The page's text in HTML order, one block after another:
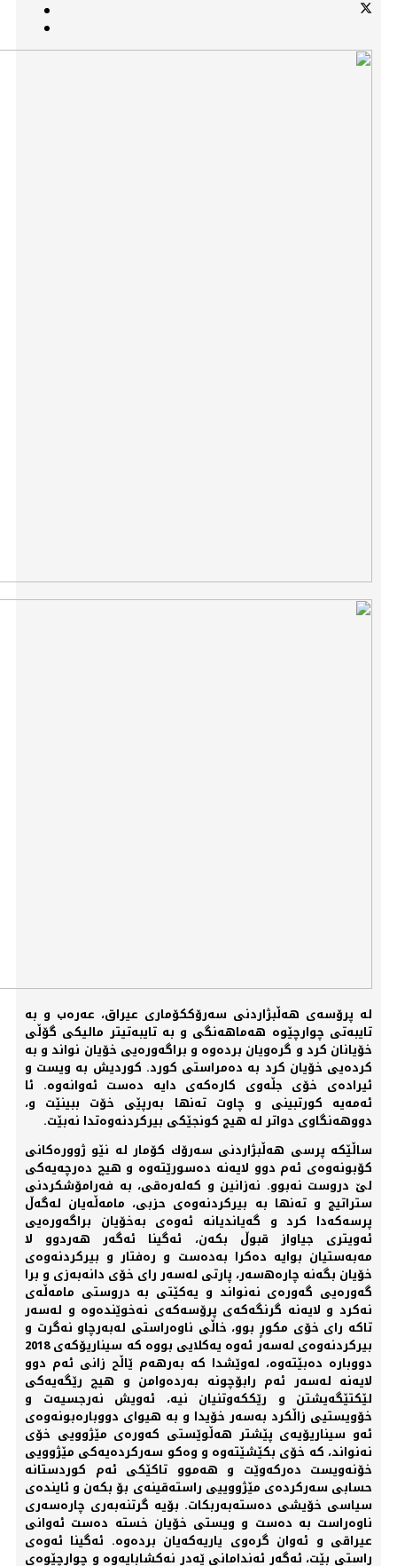
له‌ پرۆسه‌ی هه‌ڵبژاردنی سه‌رۆككۆماری عیراق، عه‌ره‌ب و به‌
تایبه‌تی چوارچێوه‌ هه‌ماهه‌نگی و به‌ تایبه‌تیتر مالیكی گۆڵی
خۆیانان كرد و گره‌ویان برده‌وه‌ و براگه‌وره‌یی خۆیان نواند و به‌
كرده‌یی خۆیان كرد به‌ ده‌مراستی كورد. كوردیش به‌ ویست و
ئیراده‌ی خۆی جڵه‌وی كاره‌كه‌ی دایه‌ ده‌ست ئه‌وانه‌وه‌. ئا
ئه‌مه‌یه‌ كورتبینی و چاوت ته‌نها به‌رپێی خۆت ببینێت و،
دووهه‌نگاوی دواتر له‌ هیج كونجێكی بیركردنه‌وه‌تدا نه‌بێت.
ساڵێكه‌ پرسی هه‌ڵبژاردنی سه‌رۆك كۆمار له‌ نێو ژووره‌كانی
كۆبونه‌وه‌ی ئه‌م دوو لایه‌نه‌ ده‌سورێته‌وه‌ و هیچ ده‌رچه‌یه‌كی
لێ دروست نه‌بوو. نه‌زانین و كه‌له‌ره‌قی، به‌ فه‌رامۆشكردنی
ستراتیج و ته‌نها به‌ بیركردنه‌وه‌ی حزبی، مامه‌ڵه‌یان له‌گه‌ڵ
پرسه‌كه‌دا كرد و گه‌یاندیانه‌ ئه‌وه‌ی به‌خۆیان براگه‌وره‌یی
ئه‌ویتری جیاواز قبوڵ بكه‌ن، ئه‌گینا ئه‌گه‌ر هه‌ردوو لا
مه‌به‌ستیان بوایه‌ ده‌كرا به‌ده‌ست و ره‌فتار و بیركردنه‌وه‌ی
خۆیان بگه‌نه‌ چاره‌ه‌سه‌ر، پارتی له‌سه‌ر رای خۆی دانه‌به‌زی و برا
گه‌وره‌یی گه‌وره‌ی نه‌نواند و یه‌كێتی به‌ دروستی مامه‌ڵه‌ی
نه‌كرد و لایه‌نه‌ گرنگه‌كه‌ی پرۆسه‌كه‌ی نه‌خوێنده‌وه‌ و له‌سه‌ر
تاكه‌ رای خۆی مكورٍ بوو، خاڵی ناوه‌راستی له‌به‌رچاو نه‌گرت و
بیركردنه‌وه‌ی له‌سه‌ر ئه‌وه‌ یه‌كلایی بووه‌ كه‌ سیناریۆكه‌ی 2018
دووباره‌ ده‌بێته‌وه‌، له‌وێشدا كه‌ به‌رهه‌م ێاڵح زانی ئه‌م دوو
لایه‌نه‌ له‌سه‌ر ئه‌م رابۆچونه‌ به‌رده‌وامن و هیچ رێگه‌یه‌كی
لێكتێگه‌یشتن و رێككه‌وتنیان نیه‌، ئه‌ویش نه‌رجسیه‌ت و
خۆویستیی زاڵكرد به‌سه‌ر خۆیدا و به‌ هیوای دووباره‌بونه‌وه‌ی
ئه‌و سیناریۆیه‌ی پێشتر هه‌ڵوێستی كه‌وره‌ی مێژوویی خۆی
نه‌نواند، كه‌ خۆی بكێشێته‌وه‌ و وه‌كو سه‌ركرده‌یه‌كی مێژوویی
خۆنه‌ویست ده‌ركه‌وێت و هه‌موو تاكێكی ئه‌م كوردستانه‌
حسابی سه‌ركرده‌ی مێژووییی راسته‌قینه‌ی بۆ بكه‌ن و ئاینده‌ی
سیاسی خۆیشی ده‌سته‌به‌ربكات. بۆیه‌ گرتنه‌به‌ری چاره‌سه‌ری
ناوه‌راست به‌ ده‌ست و ویستی خۆیان خسته‌ ده‌ست ئه‌وانی
عیراقی و ئه‌وان گره‌وی یاریه‌كه‌یان برده‌وه‌. ئه‌گینا ئه‌وه‌ی
راستی بێت، ئه‌گه‌ر ئه‌ندامانی ێه‌در نه‌كشابایه‌وه‌ و چوارچێوه‌ی